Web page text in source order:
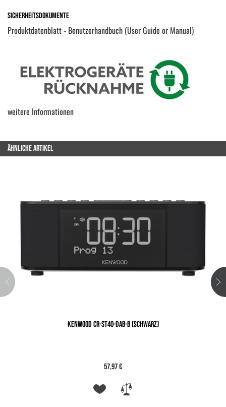
Sicherheitsdokumente
Produktdatenblatt - Benutzerhandbuch (User Guide or Manual)
weitere Informationen
ÄHNLICHE ARTIKEL
KENWOOD CR-ST40-DAB-B (SCHWARZ)
57,97 €